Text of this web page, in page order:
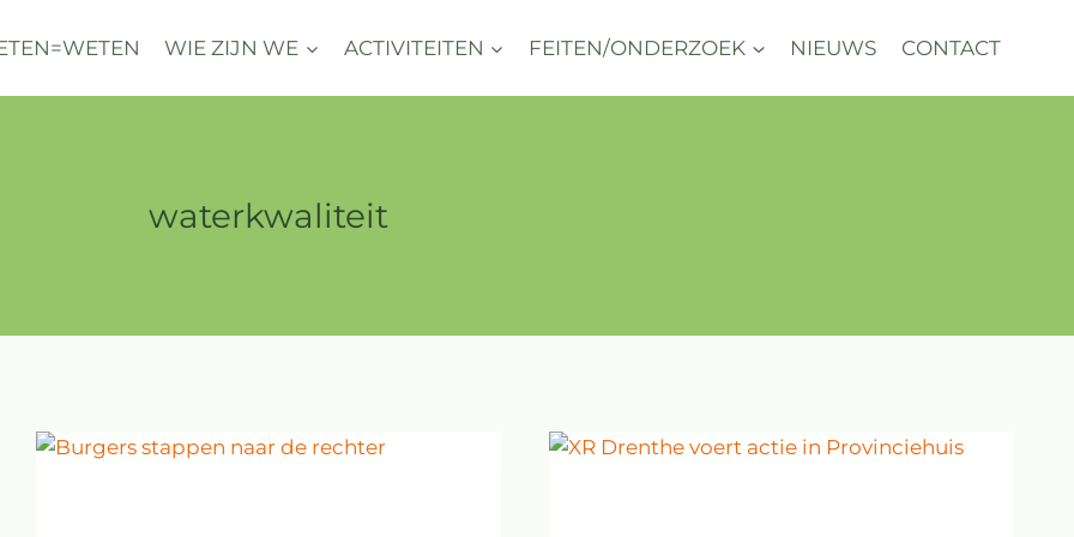
WIE ZIJN WE ACTIVITEITEN FEITEN/ONDERZOEK NIEUWS CONTACT
waterkwaliteit